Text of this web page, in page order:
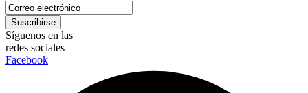
Síguenos en las
redes sociales
Facebook